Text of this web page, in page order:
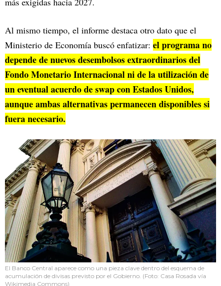
Al mismo tiempo, el informe destaca otro dato que el
Ministerio de Economía buscó enfatizar: el programa no
depende de nuevos desembolsos extraordinarios del
Fondo Monetario Internacional ni de la utilización de
un eventual acuerdo de swap con Estados Unidos,
aunque ambas alternativas permanecen disponibles si
fuera necesario.
El Banco Central aparece como una pieza clave dentro del esquema de
acumulación de divisas previsto por el Gobierno. (Foto: Casa Rosada vía
Wikimedia Commons)